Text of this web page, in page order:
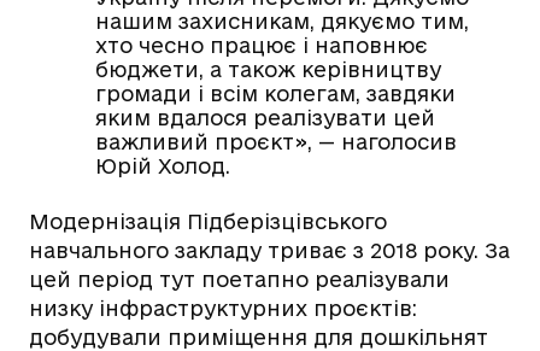
нашим захисникам, дякуємо тим,
хто чесно працює і наповнює
бюджети, а також керівництву
громади і всім колегам, завдяки
яким вдалося реалізувати цей
важливий проєкт», — наголосив
Юрій Холод.
Модернізація Підберізцівського
навчального закладу триває з 2018 року. За
цей період тут поетапно реалізували
низку інфраструктурних проєктів:
добудували приміщення для дошкільнят